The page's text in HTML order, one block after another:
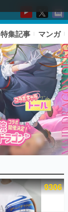
特集記事 マンガ
9306